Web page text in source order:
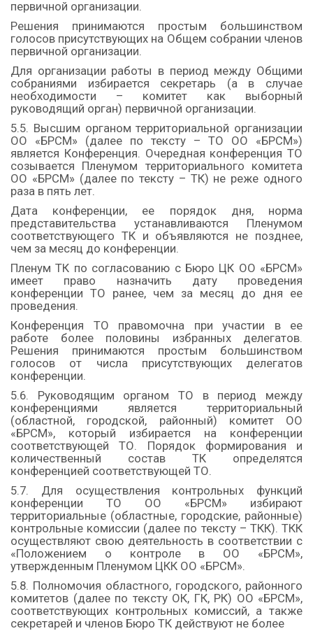
первичной организации.
Решения принимаются простым большинством
голосов присутствующих на Общем собрании членов
первичной организации.
Для организации работы в период между Общими
собраниями избирается секретарь (а в случае
необходимости – комитет как выборный
руководящий орган) первичной организации.
5.5. Высшим органом территориальной организации
ОО «БРСМ» (далее по тексту – ТО ОО «БРСМ»)
является Конференция. Очередная конференция ТО
созывается Пленумом территориального комитета
ОО «БРСМ» (далее по тексту – ТК) не реже одного
раза в пять лет.
Дата конференции, ее порядок дня, норма
представительства устанавливаются Пленумом
соответствующего ТК и объявляются не позднее,
чем за месяц до конференции.
Пленум ТК по согласованию с Бюро ЦК ОО «БРСМ»
имеет право назначить дату проведения
конференции ТО ранее, чем за месяц до дня ее
проведения.
Конференция ТО правомочна при участии в ее
работе более половины избранных делегатов.
Решения принимаются простым большинством
голосов от числа присутствующих делегатов
конференции.
5.6. Руководящим органом ТО в период между
конференциями является территориальный
(областной, городской, районный) комитет ОО
«БРСМ», который избирается на конференции
соответствующей ТО. Порядок формирования и
количественный состав ТК определятся
конференцией соответствующей ТО.
5.7. Для осуществления контрольных функций
конференции ТО ОО «БРСМ» избирают
территориальные (областные, городские, районные)
контрольные комиссии (далее по тексту – ТКК). ТКК
осуществляют свою деятельность в соответствии с
«Положением о контроле в ОО «БРСМ»,
утвержденным Пленумом ЦКК ОО «БРСМ».
5.8. Полномочия областного, городского, районного
комитетов (далее по тексту ОК, ГК, РК) ОО «БРСМ»,
соответствующих контрольных комиссий, а также
секретарей и членов Бюро ТК действуют не более